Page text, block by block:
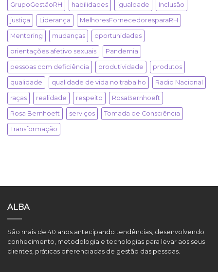
GrupoGestãoRH habilidades igualdade Inclusão
justiça Liderança MelhoresFornecedoresparaRH
Mentoring mudanças oportunidades
orientações afetivo sexuais Pandemia
pessoas com deficiência produtividade produtos
qualidade qualidade de vida no trabalho Radio Nacional
raças realidade respeito RosaBernhoeft
Rosa Bernhoeft serviços Tomada de Consciência
Transformação
ALBA
São mais de 40 anos antecipando tendências, desenvolvendo
conhecimento, metodologia e tecnologias para levar aos seus
clientes, práticas diferenciadas de gestão das pessoas.